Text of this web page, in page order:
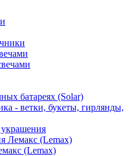
батареях (Solar)
- ветки, букеты, гирлянды,
Лемакс (Lemax)
(Lemax)